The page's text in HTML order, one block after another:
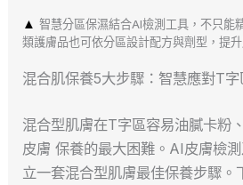
▲ 智慧分區保濕結合AI檢測工具，不只能
類護膚品也可依分區設計配方與劑型，提
混合肌保養5大步驟：智慧應對T
混合型肌膚在T字區容易油膩卡粉
皮膚 保養的最大困難。AI皮膚檢
立一套混合型肌膚最佳保養步驟。